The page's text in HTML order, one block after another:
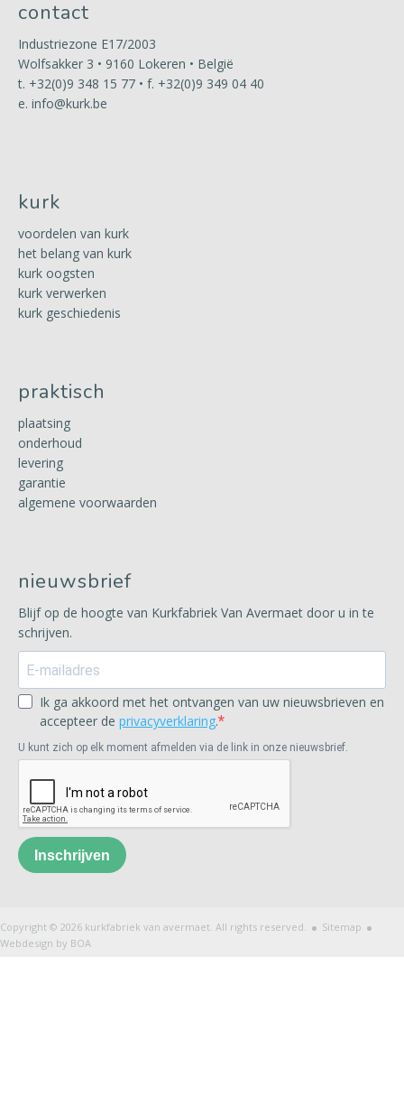
contact
Industriezone E17/2003
Wolfsakker 3 • 9160 Lokeren • België
t. +32(0)9 348 15 77 • f. +32(0)9 349 04 40
e. info@kurk.be
kurk
voordelen van kurk
het belang van kurk
kurk oogsten
kurk verwerken
kurk geschiedenis
praktisch
plaatsing
onderhoud
levering
garantie
algemene voorwaarden
nieuwsbrief
Blijf op de hoogte van Kurkfabriek Van Avermaet door u in te
schrijven.
Ik ga akkoord met het ontvangen van uw nieuwsbrieven en
accepteer de privacyverklaring.
U kunt zich op elk moment afmelden via de link in onze nieuwsbrief.
Inschrijven
Copyright © 2026 kurkfabriek van avermaet. All rights reserved. . Sitemap .
Webdesign by BOA